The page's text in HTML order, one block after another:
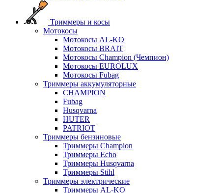
Триммеры и косы
Мотокосы
Мотокосы AL-KO
Мотокосы BRAIT
Мотокосы Champion (Чемпион)
Мотокосы EUROLUX
Мотокосы Fubag
Триммеры аккумуляторные
CHAMPION
Fubag
Husqvarna
HUTER
PATRIOT
Триммеры бензиновые
Триммеры Champion
Триммеры Echo
Триммеры Husqvarna
Триммеры Stihl
Триммеры электрические
Триммеры AL-KO